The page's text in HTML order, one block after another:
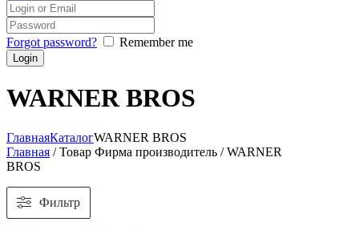
Forgot password? Remember me
WARNER BROS
ГлавнаяКаталогWARNER BROS
Главная / Товар Фирма производитель / WARNER
BROS
Фильтр